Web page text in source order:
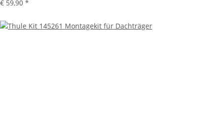
€ 59,90 *